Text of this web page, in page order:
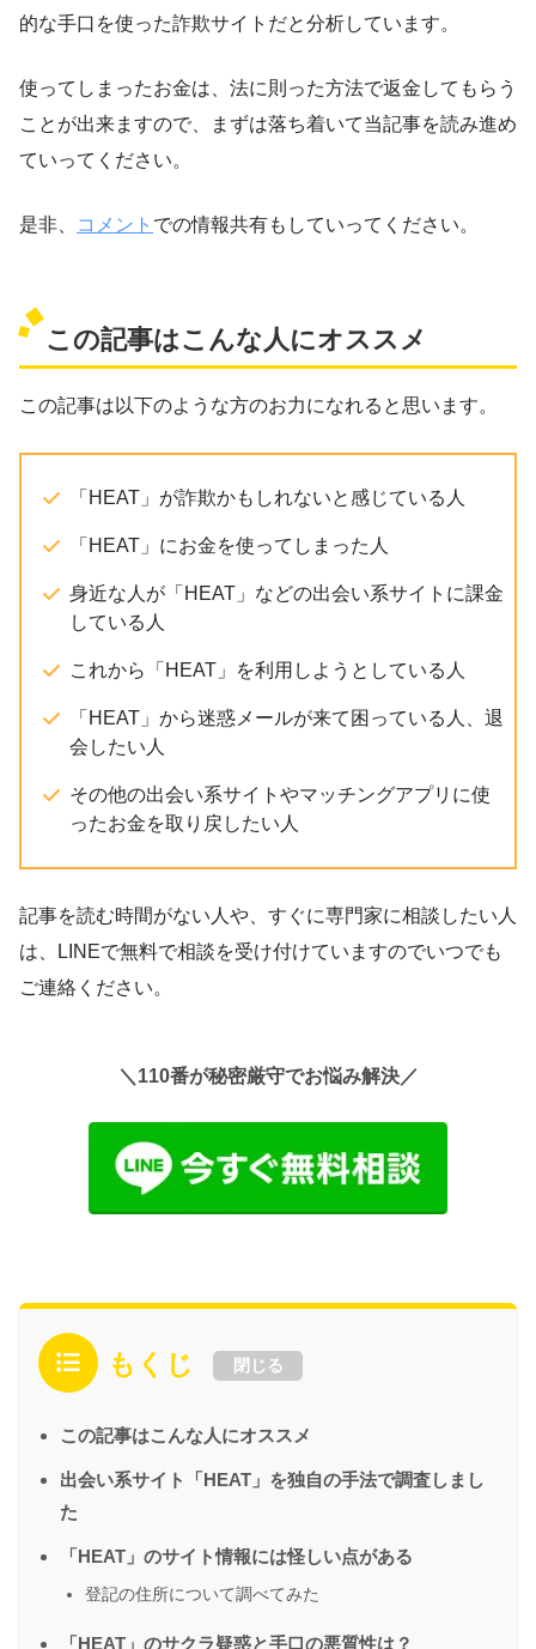
的な手口を使った詐欺サイトだと分析しています。
使ってしまったお金は、法に則った方法で返金してもらう
ことが出来ますので、まずは落ち着いて当記事を読み進め
ていってください。
是非、 コメント での情報共有もしていってください。
この記事はこんな人にオススメ
この記事は以下のような方のお力になれると思います。
「HEAT」が詐欺かもしれないと感じている人
「HEAT」にお金を使ってしまった人
身近な人が「HEAT」などの出会い系サイトに課金
している人
これから「HEAT」を利用しようとしている人
「HEAT」から迷惑メールが来て困っている人、退
会したい人
その他の出会い系サイトやマッチングアプリに使
ったお金を取り戻したい人
記事を読む時間がない人や、すぐに専門家に相談したい人
は、LINEで無料で相談を受け付けていますのでいつでも
ご連絡ください。
＼110番が秘密厳守でお悩み解決／
もくじ 閉じる
この記事はこんな人にオススメ
出会い系サイト「HEAT」を独自の手法で調査しまし
た
「HEAT」のサイト情報には怪しい点がある
登記の住所について調べてみた
「HEAT」のサクラ疑惑と手口の悪質性は？